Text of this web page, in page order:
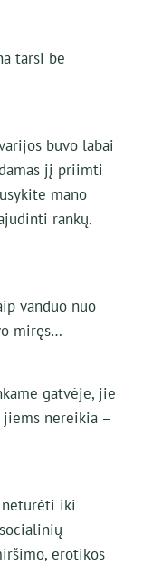
tarsi be
buvo labai
jį priimti
mano
rankų.
vanduo nuo
miręs…
gatvėje, jie
nereikia –
neturėti iki
erotikos